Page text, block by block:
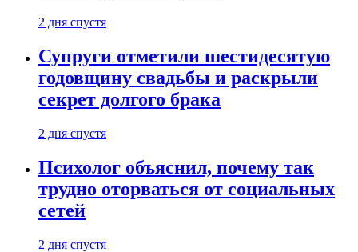
2 дня спустя
Супруги отметили шестидесятую
годовщину свадьбы и раскрыли
секрет долгого брака
2 дня спустя
Психолог объяснил, почему так
трудно оторваться от социальных
сетей
2 дня спустя